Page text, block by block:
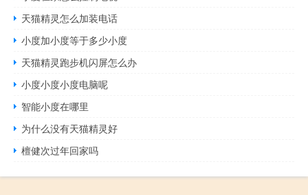
天猫精灵怎么加装电话
小度加小度等于多少小度
天猫精灵跑步机闪屏怎么办
小度小度小度电脑呢
智能小度在哪里
为什么没有天猫精灵好
檀健次过年回家吗